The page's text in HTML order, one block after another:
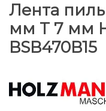
Лента
мм T 7 мм
BSB470B15